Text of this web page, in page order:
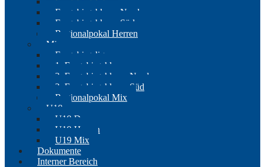
Erzgebirgsklasse Nord
Erzgebirgsklasse Süd
Regionalpokal Herren
Mix
Erzgebirgsliga
1. Erzgebirgsklasse
2. Erzgebirgsklasse Nord
2. Erzgebirgsklasse Süd
Regionalpokal Mix
U19
U19 Damen
U19 Herren
U19 Mix
Dokumente
Interner Bereich